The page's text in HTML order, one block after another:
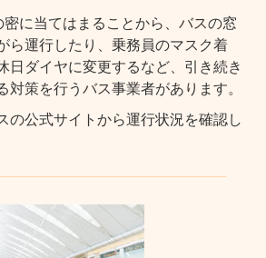
に当てはまることから、バスの窓
ら運行したり、乗務員のマスク着
日ダイヤに変更するなど、引き続き
対策を行うバス事業者があります。
の公式サイトから運行状況を確認し